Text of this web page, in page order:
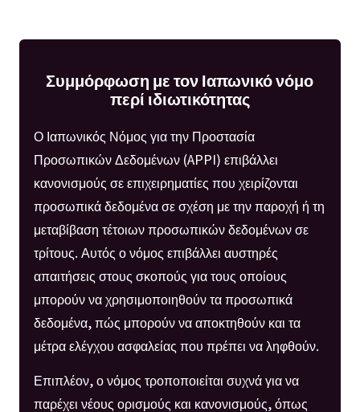
Συμμόρφωση με τον Ιαπωνικό νόμο
περί ιδιωτικότητας
Ο Ιαπωνικός Νόμος για την Προστασία
Προσωπικών Δεδομένων (APPI) επιβάλλει
κανονισμούς σε επιχειρηματίες που χειρίζονται
προσωπικά δεδομένα σε σχέση με την παροχή ή τη
μεταβίβαση τέτοιων προσωπικών δεδομένων σε
τρίτους. Αυτός ο νόμος επιβάλλει αυστηρές
απαιτήσεις στους σκοπούς για τους οποίους
μπορούν να χρησιμοποιηθούν τα προσωπικά
δεδομένα, πώς μπορούν να αποκτηθούν και τα
μέτρα ελέγχου ασφαλείας που πρέπει να ληφθούν.
Επιπλέον, ο νόμος τροποποιείται συχνά για να
παρέχει νέους ορισμούς και κανονισμούς, όπως